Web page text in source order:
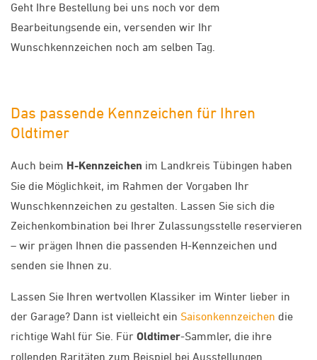
Geht Ihre Bestellung bei uns noch vor dem
Bearbeitungsende ein, versenden wir Ihr
Wunschkennzeichen noch am selben Tag.
Das passende Kennzeichen für Ihren
Oldtimer
Auch beim H-Kennzeichen im Landkreis Tübingen haben
Sie die Möglichkeit, im Rahmen der Vorgaben Ihr
Wunschkennzeichen zu gestalten. Lassen Sie sich die
Zeichenkombination bei Ihrer Zulassungsstelle reservieren
– wir prägen Ihnen die passenden H-Kennzeichen und
senden sie Ihnen zu.
Lassen Sie Ihren wertvollen Klassiker im Winter lieber in
der Garage? Dann ist vielleicht ein Saisonkennzeichen die
richtige Wahl für Sie. Für Oldtimer-Sammler, die ihre
rollenden Raritäten zum Beispiel bei Ausstellungen